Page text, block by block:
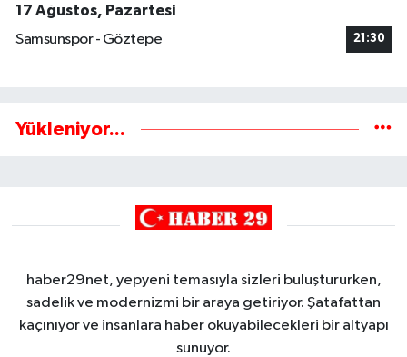
17 Ağustos, Pazartesi
Samsunspor - Göztepe
21:30
Yükleniyor...
haber29net, yepyeni temasıyla sizleri buluştururken,
sadelik ve modernizmi bir araya getiriyor. Şatafattan
kaçınıyor ve insanlara haber okuyabilecekleri bir altyapı
sunuyor.